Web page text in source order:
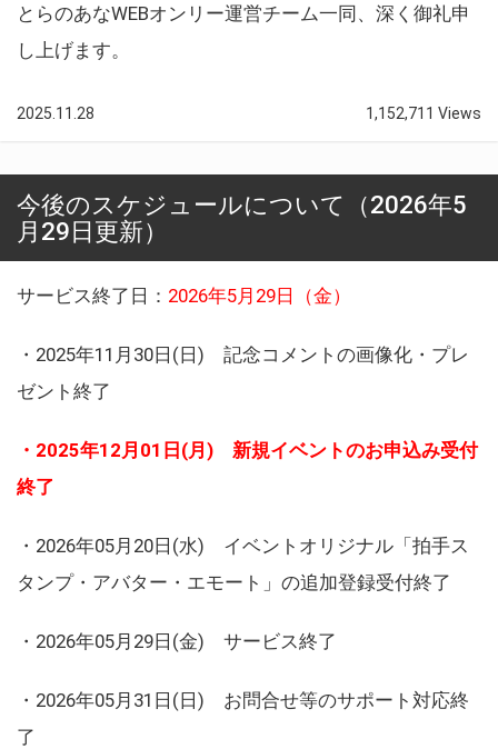
とらのあなWEBオンリー運営チーム一同、深く御礼申
し上げます。
2025.11.28 1,152,711 Views
今後のスケジュールについて（2026年5
月29日更新）
サービス終了日： 2026年5月29日（金）
・2025年11月30日(日) 記念コメントの画像化・プレ
ゼント終了
・2025年12月01日(月) 新規イベントのお申込み受付
終了
・2026年05月20日(水) イベントオリジナル「拍手ス
タンプ・アバター・エモート」の追加登録受付終了
・2026年05月29日(金) サービス終了
・2026年05月31日(日) お問合せ等のサポート対応終
了